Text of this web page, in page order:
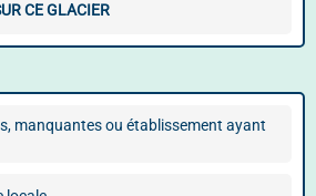
CE GLACIER
manquantes ou établissement ayant